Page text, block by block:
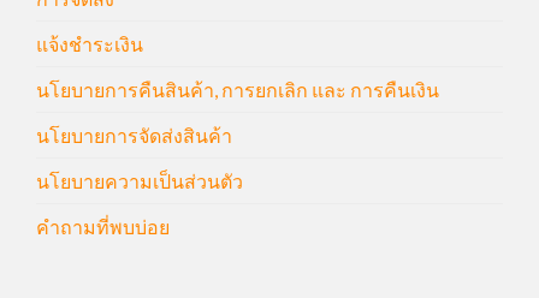
แจ้งชำระเงิน
นโยบายการคืนสินค้า, การยกเลิก และ การคืนเงิน
นโยบายการจัดส่งสินค้า
นโยบายความเป็นส่วนตัว
คำถามที่พบบ่อย